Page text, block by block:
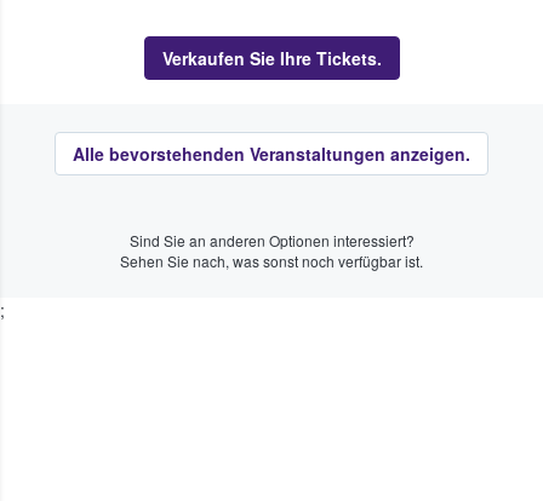
Verkaufen Sie Ihre Tickets.
Alle bevorstehenden Veranstaltungen anzeigen.
Sind Sie an anderen Optionen interessiert?
Sehen Sie nach, was sonst noch verfügbar ist.
;